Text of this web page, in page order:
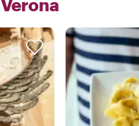
Verona